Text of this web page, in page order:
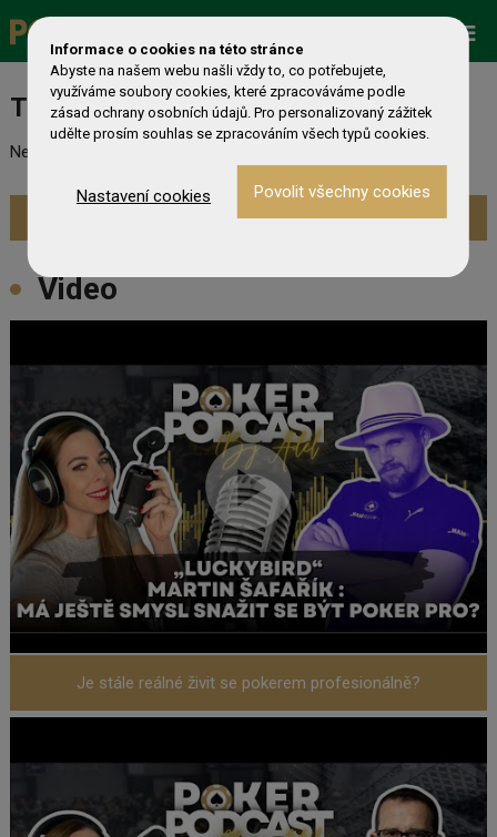
Zobrazit více »
Turnaj nebyl nalezen
Nebyl nalezen odpovídající turnaj. Prevděpodobně již skončil.
Zobrazit aktuální turnaje »
Video
Je stále reálné živit se pokerem profesionálně?
Informace o cookies na této stránce
Abyste na našem webu našli vždy to, co potřebujete,
využíváme soubory cookies, které zpracováváme podle
zásad ochrany osobních údajů. Pro personalizovaný zážitek
udělte prosím souhlas se zpracováním všech typů cookies.
Nastavení cookies